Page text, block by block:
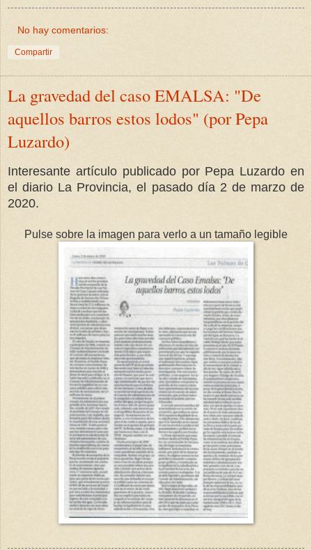
No hay comentarios:
Compartir
La gravedad del caso EMALSA: "De
aquellos barros estos lodos" (por Pepa
Luzardo)
Interesante artículo publicado por Pepa Luzardo en
el diario La Provincia, el pasado día 2 de marzo de
2020.
Pulse sobre la imagen para verlo a un tamaño legible